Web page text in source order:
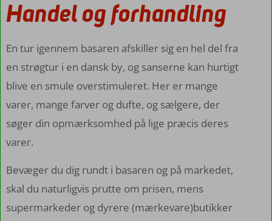
Handel og forhandling
En tur igennem basaren afskiller sig en hel del fra
en strøgtur i en dansk by, og sanserne kan hurtigt
blive en smule overstimuleret. Her er mange
varer, mange farver og dufte, og sælgere, der
søger din opmærksomhed på lige præcis deres
varer.
Bevæger du dig rundt i basaren og på markedet,
skal du naturligvis prutte om prisen, mens
supermarkeder og dyrere (mærkevare)butikker